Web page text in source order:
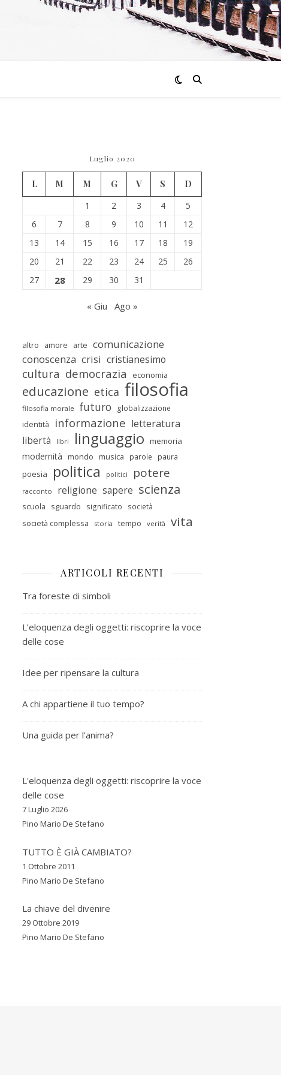
Luglio 2020
L M M G V S
D
1
2 3 4
5
6
7 8 9 10 11
12
13
14 15 16 17 18
19
20
21 22 23 24 25
26
27
28 29 30 31
« Giu Ago »
altro amore arte comunicazione
conoscenza crisi cristianesimo
cultura democrazia economia
educazione etica filosofia
filosofia morale futuro globalizzazione
identità informazione letteratura
libertà
libri linguaggio memoria
modernità mondo musica parole paura
poesia politica politici potere
racconto religione sapere scienza
scuola sguardo significato società
società complessa storia tempo verità vita
ARTICOLI RECENTI
Tra foreste di simboli
L’eloquenza degli oggetti: riscoprire la voce
delle cose
Idee per ripensare la cultura
A chi appartiene il tuo tempo?
Una guida per l’anima?
L'eloquenza degli oggetti: riscoprire la voce
delle cose
7 Luglio 2026
Pino Mario De Stefano
TUTTO È GIÀ CAMBIATO?
1 Ottobre 2011
Pino Mario De Stefano
La chiave del divenire
29 Ottobre 2019
Pino Mario De Stefano